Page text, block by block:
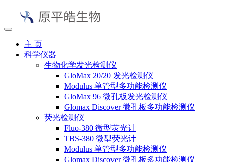
主 页
科学仪器
生物化学发光检测仪
GloMax 20/20 发光检测仪
Modulus 单管型多功能检测仪
GloMax 96 微孔板发光检测仪
Glomax Discover 微孔板多功能检测仪
荧光检测仪
Fluo-380 微型荧光计
TBS-380 微型荧光计
Modulus 单管型多功能检测仪
Glomax Discover 微孔板多功能检测仪